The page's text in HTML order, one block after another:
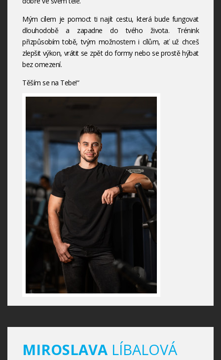
Mým cílem je pomoct ti najít cestu, která bude fungovat
dlouhodobě a zapadne do tvého života. Trénink
přizpůsobím tobě, tvým možnostem i cílům, ať už chceš
zlepšit výkon, vrátit se zpět do formy nebo se prostě hýbat
bez omezení.
Těším se na Tebe!“
MIROSLAVA LÍBALOVÁ